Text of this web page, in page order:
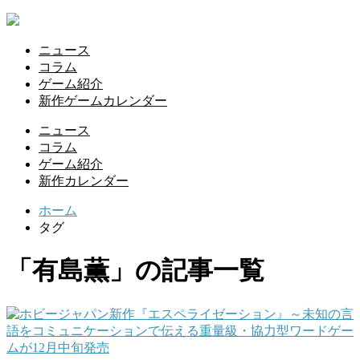
ニュース
コラム
ゲーム紹介
新作ゲームカレンダー
ニュース
コラム
ゲーム紹介
新作カレンダー
ホーム
タグ
「有島薫」の記事一覧